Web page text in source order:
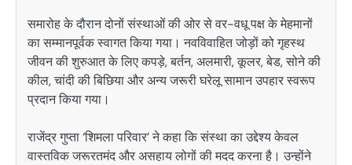
समारोह के दौरान दोनों संस्थाओं की ओर से वर-वधू पक्ष के मेहमानों
का सम्मानपूर्वक स्वागत किया गया। नवविवाहित जोड़ों को गृहस्थ
जीवन की शुरुआत के लिए कपड़े, बर्तन, अलमारी, कूलर, बेड, सोने की
कील, चांदी की बिछिया और अन्य जरूरी घरेलू सामान उपहार स्वरूप
प्रदान किया गया।
राजेंद्र गुप्ता ‘शिमला परिवार’ ने कहा कि संस्था का उद्देश्य केवल
वास्तविक जरूरतमंद और असहाय लोगों की मदद करना है। उन्होंने